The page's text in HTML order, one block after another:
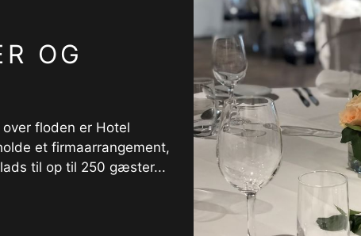
OG
floden er Hotel
et firmaarrangement,
til op til 250 gæster...